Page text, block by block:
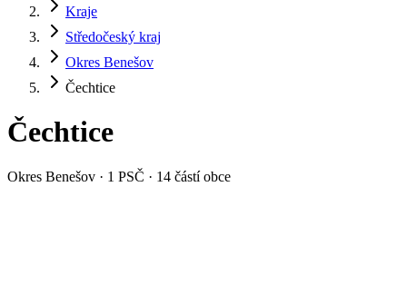
Kraje
Středočeský kraj
Okres Benešov
Čechtice
Čechtice
Okres Benešov · 1 PSČ · 14 částí obce